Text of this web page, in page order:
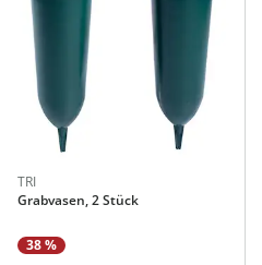
TRI
Grabvasen, 2 Stück
38 %